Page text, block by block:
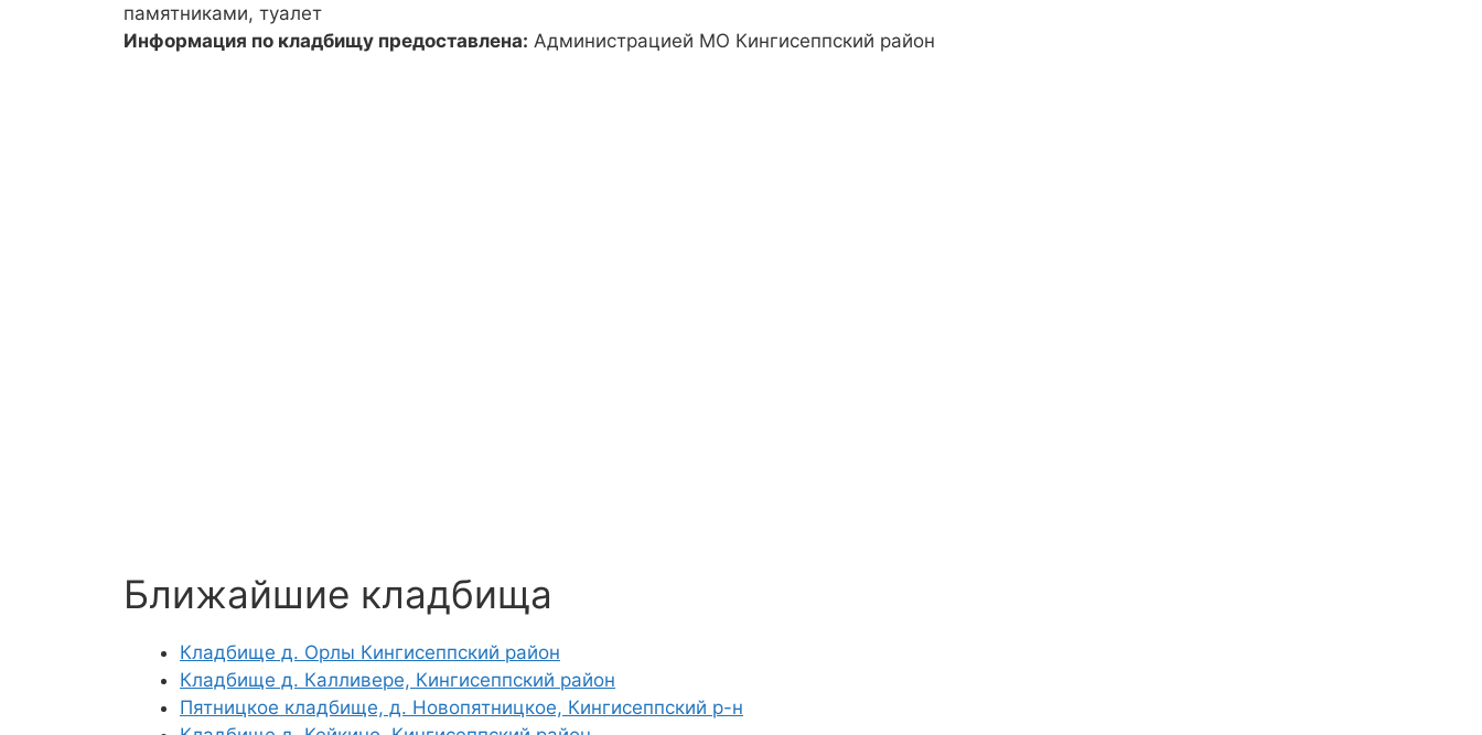
памятниками, туалет
Информация по кладбищу предоставлена: Администрацией МО Кингисеппский район
Ближайшие кладбища
Кладбище д. Орлы Кингисеппский район
Кладбище д. Калливере, Кингисеппский район
Пятницкое кладбище, д. Новопятницкое, Кингисеппский р-н